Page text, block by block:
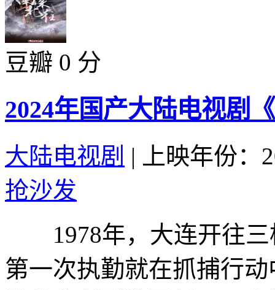
豆瓣 0 分
2024年国产大陆电视剧
大陆电视剧 |
上映年份：
抢沙发
1978年，大连开往三
第一次执勤就在抓捕行